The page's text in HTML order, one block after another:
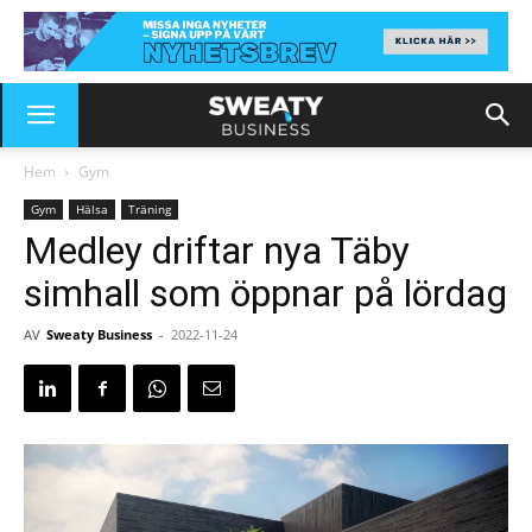
Hem Gym
Gym Hälsa Träning
Medley driftar nya Täby
simhall som öppnar på lördag
AV Sweaty Business - 2022-11-24